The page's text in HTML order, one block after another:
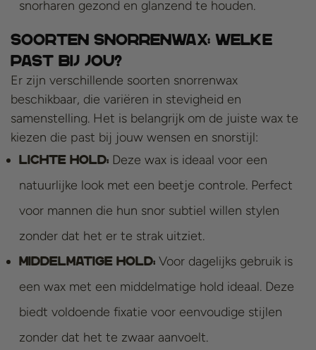
snorharen gezond en glanzend te houden.
Soorten Snorrenwax: Welke
Past bij Jou?
Er zijn verschillende soorten snorrenwax
beschikbaar, die variëren in stevigheid en
samenstelling. Het is belangrijk om de juiste wax te
kiezen die past bij jouw wensen en snorstijl:
Lichte hold: Deze wax is ideaal voor een
natuurlijke look met een beetje controle. Perfect
voor mannen die hun snor subtiel willen stylen
zonder dat het er te strak uitziet.
Middelmatige hold: Voor dagelijks gebruik is
een wax met een middelmatige hold ideaal. Deze
biedt voldoende fixatie voor eenvoudige stijlen
zonder dat het te zwaar aanvoelt.